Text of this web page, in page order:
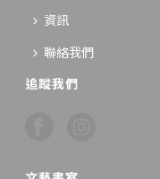
資訊
聯絡我們
追蹤我們